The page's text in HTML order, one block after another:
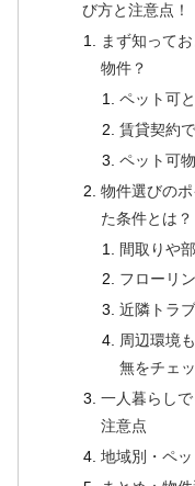
び方と注意点！
まず知って
物件？
ペット可
賃貸契約
ペット可
物件選びの
た条件とは？
間取りや
フローリ
近隣トラ
周辺環境
無をチェ
一人暮らし
注意点
地域別・ペ